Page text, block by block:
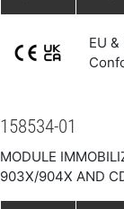
EU
158534-01
MODULE
903X/904X AND